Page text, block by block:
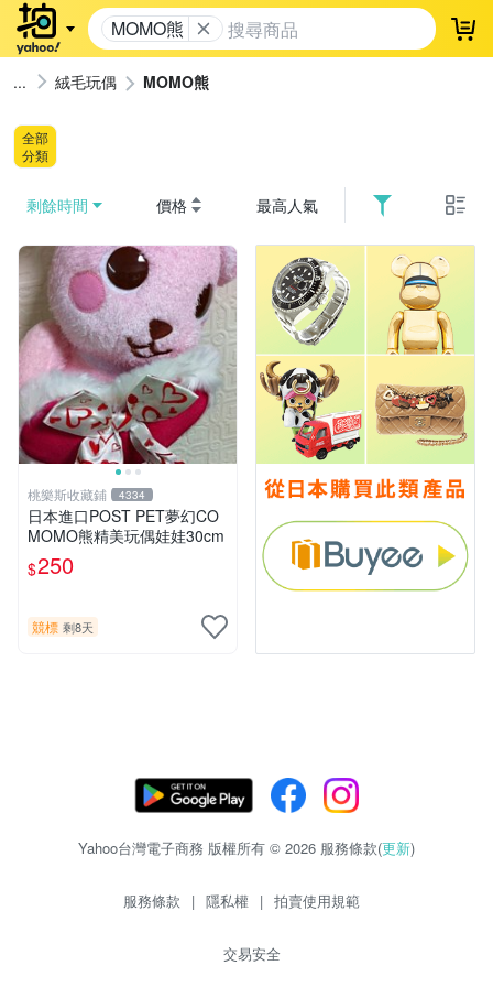
MOMO熊 登
絨毛玩偶 MOMO熊
全部
分類
剩餘時間 價格 最高人氣
桃樂斯收藏鋪 4334
日本進口POST PET夢幻CO
MOMO熊精美玩偶娃娃30cm
$250
競標 剩8天
Yahoo台灣電子商務 版權所有 © 2026 服務條款(更新)
服務條款 | 隱私權 | 拍賣使用規範
交易安全